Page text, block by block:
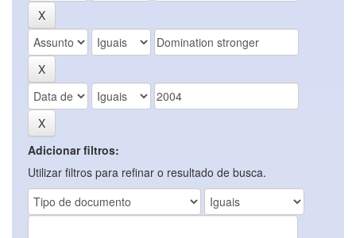
Adicionar filtros:
Utilizar filtros para refinar o resultado de busca.